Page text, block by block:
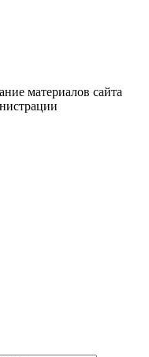
материалов сайта